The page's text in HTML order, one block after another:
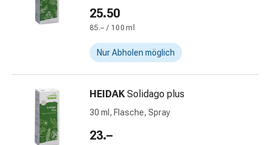
Augenentzündungen
Augenverbände
Kreislauf
Herztherapie
Kompressions-
Kreislaufbeschwerden
25.50
85.– / 100 ml
Nur Abholen möglich
HEIDAK Solidago plus
30 ml, Flasche, Spray
23.–